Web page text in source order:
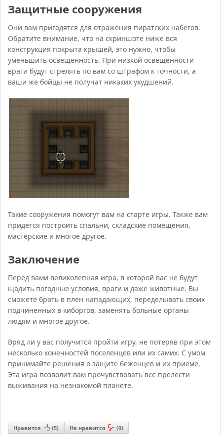
Защитные сооружения
Они вам пригодятся для отражения пиратских набегов.
Обратите внимание, что на скриншоте ниже вся
конструкция покрыта крышей, это нужно, чтобы
уменьшить освещенность. При низкой освещенности
враги будут стрелять по вам со штрафом к точности, а
ваши же бойцы не получат никаких ухудшений.
Такие сооружения помогут вам на старте игры. Также вам
придется построить спальни, складские помещения,
мастерские и многое другое.
Заключение
Перед вами великолепная игра, в которой вас не будут
щадить погодные условия, враги и даже животные. Вы
сможете брать в плен нападающих, переделывать своих
подчиненных в киборгов, заменять больные органы
людям и многое другое.
Вряд ли у вас получится пройти игру, не потеряв при этом
несколько конечностей поселенцев или их самих. С умом
принимайте решения о защите беженцев и их приеме.
Эта игра позволит вам прочувствовать все прелести
выживания на незнакомой планете.
Нравится (5) Не нравится (0)